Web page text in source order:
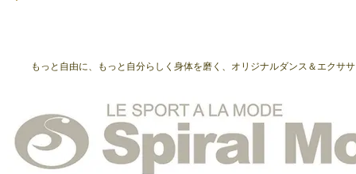
もっと自由に、もっと自分らしく身体を磨く、オリジナルダンス＆エクサ